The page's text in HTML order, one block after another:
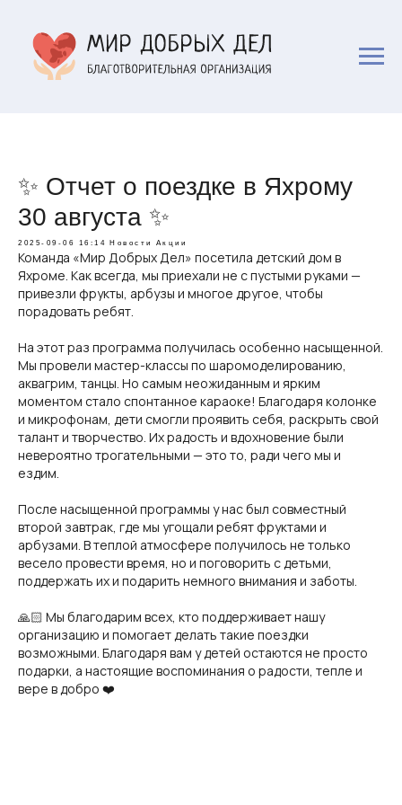
✨ Отчет о поездке в Яхрому
30 августа ✨
2025-09-06 16:14 Новости Акции
Команда «Мир Добрых Дел» посетила детский дом в
Яхроме. Как всегда, мы приехали не с пустыми руками —
привезли фрукты, арбузы и многое другое, чтобы
порадовать ребят.
На этот раз программа получилась особенно насыщенной.
Мы провели мастер-классы по шаромоделированию,
аквагрим, танцы. Но самым неожиданным и ярким
моментом стало спонтанное караоке! Благодаря колонке
и микрофонам, дети смогли проявить себя, раскрыть свой
талант и творчество. Их радость и вдохновение были
невероятно трогательными — это то, ради чего мы и
ездим.
После насыщенной программы у нас был совместный
второй завтрак, где мы угощали ребят фруктами и
арбузами. В теплой атмосфере получилось не только
весело провести время, но и поговорить с детьми,
поддержать их и подарить немного внимания и заботы.
🙏🏻 Мы благодарим всех, кто поддерживает нашу
организацию и помогает делать такие поездки
возможными. Благодаря вам у детей остаются не просто
подарки, а настоящие воспоминания о радости, тепле и
вере в добро ❤️